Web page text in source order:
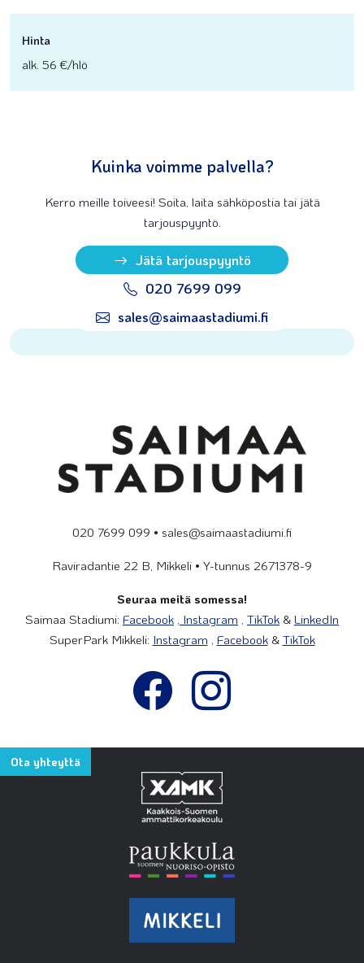
Hinta
alk. 56 €/hlö
Kuinka voimme palvella?
Kerro meille toiveesi! Soita, laita sähköpostia tai jätä
tarjouspyyntö.
Jätä tarjouspyyntö
020 7699 099
sales@saimaastadiumi.fi
020 7699 099 • sales@saimaastadiumi.fi
Raviradantie 22 B, Mikkeli • Y-tunnus 2671378-9
Seuraa meitä somessa!
Saimaa Stadiumi: Facebook , Instagram , TikTok & LinkedIn
SuperPark Mikkeli: Instagram , Facebook& TikTok
Ota yhteyttä